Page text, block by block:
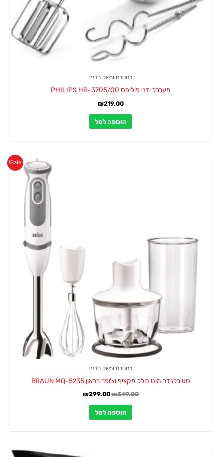
למטבח ומשק הבית
מערבל ידני פיליפס PHILIPS HR-3705/00
₪219.00
הוספה לסל
Sale!
למטבח ומשק הבית
סט בלנדר מוט כולל מקציף וצ'ופר בראון BRAUN MQ-5235
₪349.00
₪299.00
הוספה לסל